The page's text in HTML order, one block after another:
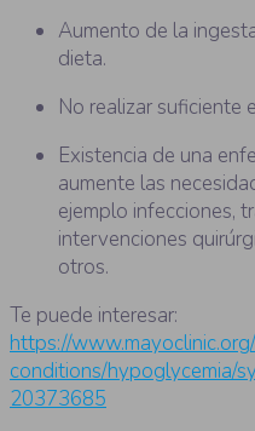
Aumento de la
dieta.
No realizar suficiente
Existencia de una
aumente las
ejemplo infecciones,
intervenciones
otros.
Te puede interesar:
https://
conditions/hypoglycemia/
20373685